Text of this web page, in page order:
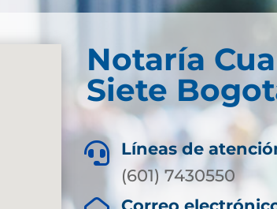
Notaría
Siete

Líneas de
(601) 7430550